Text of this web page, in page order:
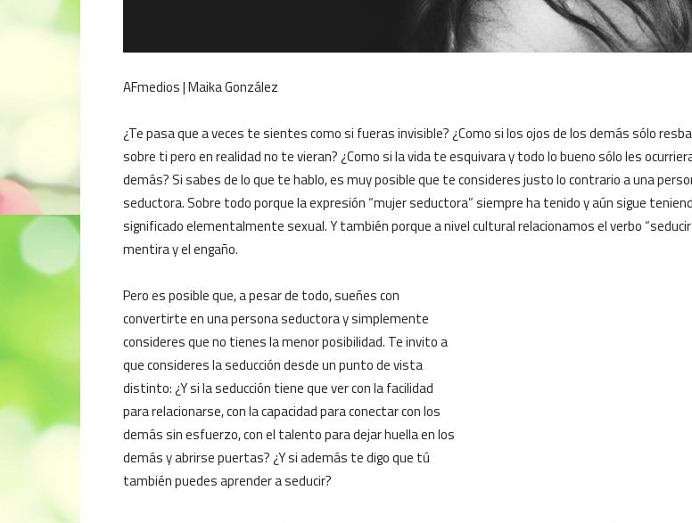
AFmedios | Maika González
¿Te pasa que a veces te sientes como si fueras invisible? ¿Como si los ojos de los demás sólo
sobre ti pero en realidad no te vieran? ¿Como si la vida te esquivara y todo lo bueno sólo les
demás? Si sabes de lo que te hablo, es muy posible que te consideres justo lo contrario a una
seductora. Sobre todo porque la expresión “mujer seductora” siempre ha tenido y aún sigue
significado elementalmente sexual. Y también porque a nivel cultural relacionamos el verbo
mentira y el engaño.
Pero es posible que, a pesar de todo, sueñes con
convertirte en una persona seductora y simplemente
consideres que no tienes la menor posibilidad. Te invito a
que consideres la seducción desde un punto de vista
distinto: ¿Y si la seducción tiene que ver con la facilidad
para relacionarse, con la capacidad para conectar con los
demás sin esfuerzo, con el talento para dejar huella en los
demás y abrirse puertas? ¿Y si además te digo que tú
también puedes aprender a seducir?